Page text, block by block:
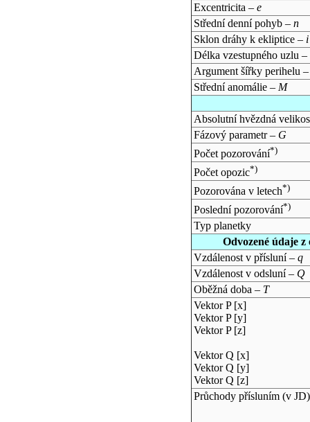
Excentricita – e
Střední denní pohyb – n
Sklon dráhy k ekliptice – i
Délka vzestupného uzlu –
Argument šířky perihelu
Střední anomálie – M
Absolutní hvězdná
Fázový parametr – G
Počet pozorování*)
Počet opozic*)
Pozorována v letech*)
Poslední pozorování*)
Typ planetky
Odvozené údaje
Vzdálenost v přísluní – q
Vzdálenost v odsluní – Q
Oběžná doba – T
Vektor P [x]
Vektor P [y]
Vektor P [z]
Vektor Q [x]
Vektor Q [y]
Vektor Q [z]
Průchody přísluním (v JD)